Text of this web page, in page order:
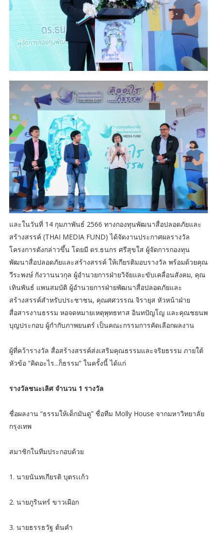
และในวันที่ 14 กุมภาพันธ์ 2566 ทางกองทุนพัฒนาสื่อปลอดภัยและ
สร้างสรรค์ (THAI MEDIA FUND) ได้จัดงานประกาศผลรางวัล
โครงการดังกล่าวขึ้น โดยมี ดร.ธนกร ศรีสุขใส ผู้จัดการกองทุน
พัฒนาสื่อปลอดภัยและสร้างสรรค์ ให้เกียรติมอบรางวัล พร้อมด้วยคุณ
วีระพงษ์ กังวานนวกุล ผู้อำนวยการฝ่ายวิจัยและขับเคลื่อนสังคม, คุณ
เทินพันธ์ แพนสมบัติ ผู้อำนวยการฝ่ายพัฒนาสื่อปลอดภัยและ
สร้างสรรค์สำหรับประชาชน, คุณศศวรรณ จิรายุส หัวหน้าฝ่าย
สื่อสารงานธรรม หอจดหมายเหตุพุทธทาส อินทปัญโญ และคุณชยนพ
บุญประกอบ ผู้กำกับภาพยนตร์ เป็นคณะกรรมการคัดเลือกผลงาน
ผู้ที่คว้ารางวัล สื่อสร้างสรรค์ส่งเสริมคุณธรรมและจริยธรรม ภายใต้
หัวข้อ “คิดอะไร...ก็ธรรม” ในครั้งนี้ ได้แก่
รางวัลชนะเลิศ จำนวน 1 รางวัล
ชื่อผลงาน “ธรรมให้เด็กมันดู” ชื่อทีม Molly House จากมหาวิทยาลัย
กรุงเทพ
สมาชิกในทีมประกอบด้วย
1. นายนันทเกียรติ บุตรเเก้ว
2. นายภูรินทร์ ขาวเผือก
3. นายธรรธวัฐ ต้นคำ